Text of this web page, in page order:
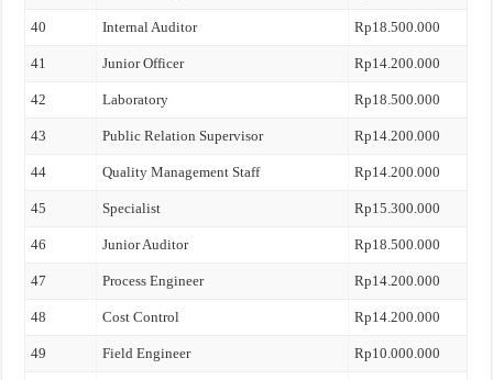
40 Internal Auditor Rp18.500.000
41 Junior Officer Rp14.200.000
42 Laboratory Rp18.500.000
43 Public Relation Supervisor Rp14.200.000
44 Quality Management Staff Rp14.200.000
45 Specialist Rp15.300.000
46 Junior Auditor Rp18.500.000
47 Process Engineer Rp14.200.000
48 Cost Control Rp14.200.000
49 Field Engineer Rp10.000.000